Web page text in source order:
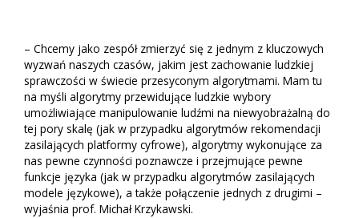
– Chcemy jako zespół zmierzyć się z jednym z kluczowych
wyzwań naszych czasów, jakim jest zachowanie ludzkiej
sprawczości w świecie przesyconym algorytmami. Mam tu
na myśli algorytmy przewidujące ludzkie wybory
umożliwiające manipulowanie ludźmi na niewyobrażalną do
tej pory skalę (jak w przypadku algorytmów rekomendacji
zasilających platformy cyfrowe), algorytmy wykonujące za
nas pewne czynności poznawcze i przejmujące pewne
funkcje języka (jak w przypadku algorytmów zasilających
modele językowe), a także połączenie jednych z drugimi –
wyjaśnia prof. Michał Krzykawski.